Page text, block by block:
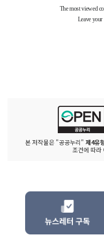
본 저작물은 "공공누리" 제4유
조건에 따라